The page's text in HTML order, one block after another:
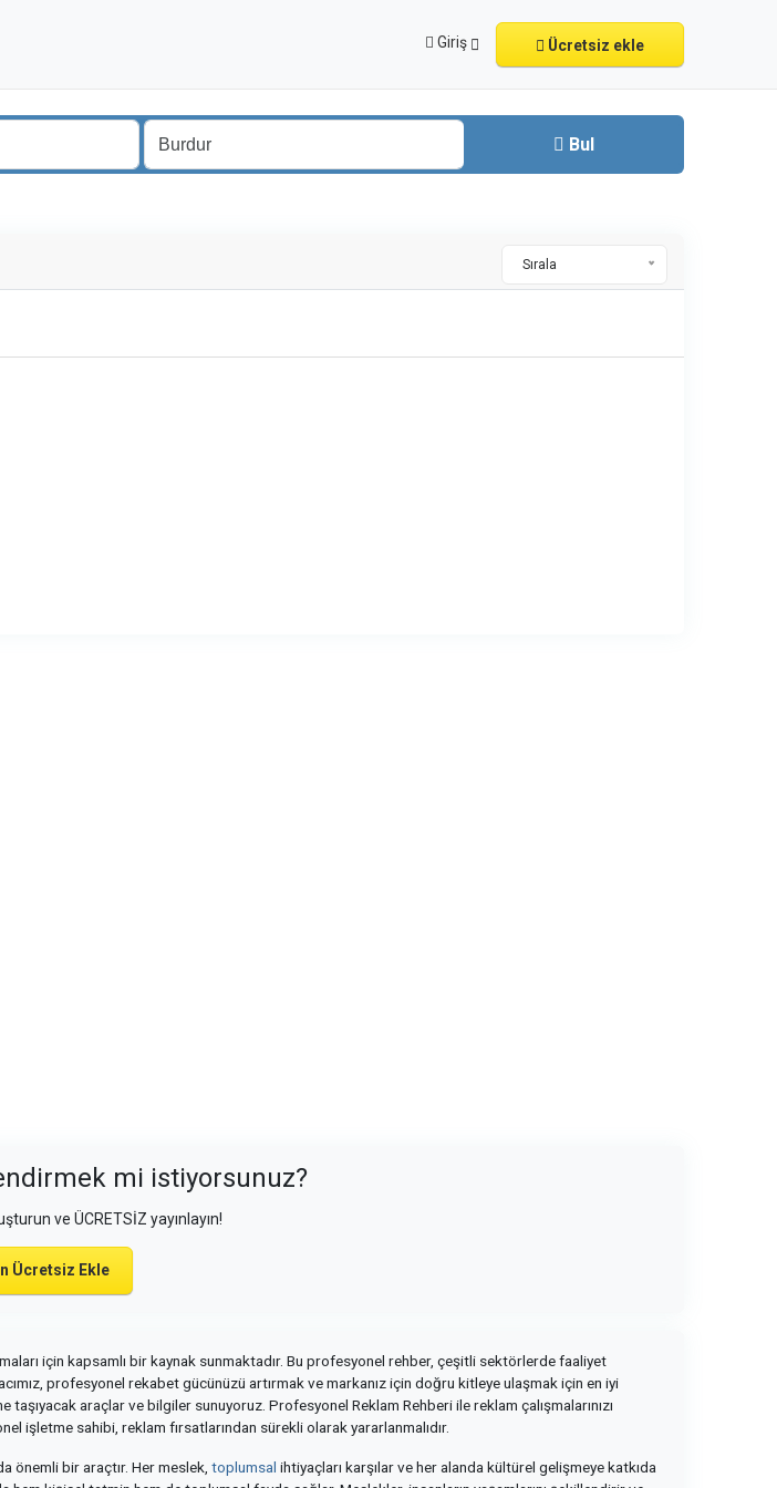
Giriş Ücretsiz ekle
Bul
Sırala
mi istiyorsunuz?
ve ÜCRETSİZ yayınlayın!
Ücretsiz Ekle
için kapsamlı bir kaynak sunmaktadır. Bu profesyonel rehber, çeşitli sektörlerde faaliyet
profesyonel rekabet gücünüzü artırmak ve markanız için doğru kitleye ulaşmak için en iyi
araçlar ve bilgiler sunuyoruz. Profesyonel Reklam Rehberi ile reklam çalışmalarınızı
işletme sahibi, reklam fırsatlarından sürekli olarak yararlanmalıdır.
önemli bir araçtır. Her meslek, toplumsal ihtiyaçları karşılar ve her alanda kültürel gelişmeye katkıda